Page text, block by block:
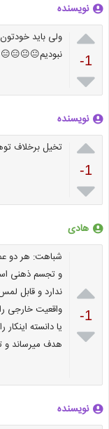
نویسنده

-1

ولی باید
نبودیم😐😐😑😑
نویسنده

-1

تخیل برخلاف
هادی

-1

شباهت: هر دو
و تجسم ذهنی
ندارد و قابل
واقعیت خارجی
یا دانسته
هدف میرساند و
نویسنده